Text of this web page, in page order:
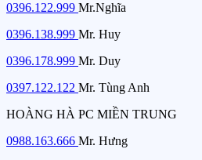
0396.122.999 Mr.Nghĩa
0396.138.999 Mr. Huy
0396.178.999 Mr. Duy
0397.122.122 Mr. Tùng Anh
HOÀNG HÀ PC MIỀN TRUNG
0988.163.666 Mr. Hưng